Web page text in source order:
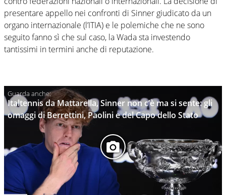
presentare appello nei confronti di Sinner giudicato da un
organo internazionale (l’ITIA) e le polemiche che ne sono
seguito fanno sì che sul caso, la Wada sta investendo
tantissimi in termini anche di reputazione.
Italtennis da Mattarella, Sinner non c’è ma si sente: gli
omaggi di Berrettini, Paolini e del Capo dello Stato